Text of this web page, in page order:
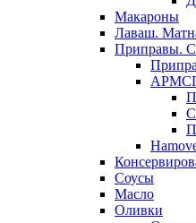
Макароны
Лаваш.
Приправы.
Соусы
Масло
Оливки